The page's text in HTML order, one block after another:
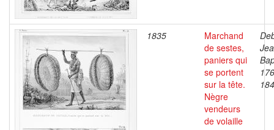
1835
Marchand
de sestes,
paniers qui
se portent
sur la tête.
Nègre
vendeurs
de volaille